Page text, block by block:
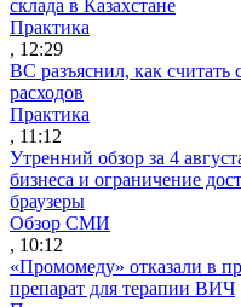
склада в Казахстане
Практика
, 12:29
ВС разъяснил, как считать
расходов
Практика
, 11:12
Утренний обзор за 4
бизнеса и ограничение
браузеры
Обзор СМИ
, 10:12
«Промомеду» отказали в
препарат для терапии ВИЧ